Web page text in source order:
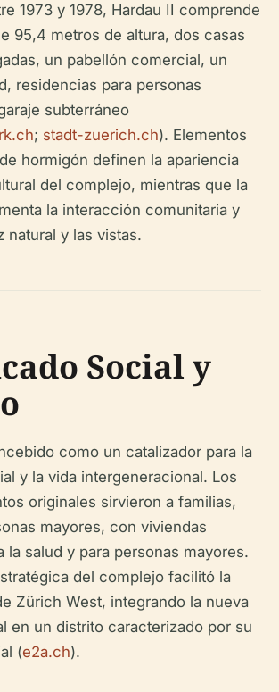
1973 y 1978, Hardau II comprende
95,4 metros de altura, dos casas
un pabellón comercial, un
residencias para personas
subterráneo
; stadt-zuerich.ch). Elementos
hormigón definen la apariencia
del complejo, mientras que la
la interacción comunitaria y
natural y las vistas.
Social y
como un catalizador para la
y la vida intergeneracional. Los
originales sirvieron a familias,
mayores, con viviendas
la salud y para personas mayores.
del complejo facilitó la
Zürich West, integrando la nueva
en un distrito caracterizado por su
(e2a.ch).